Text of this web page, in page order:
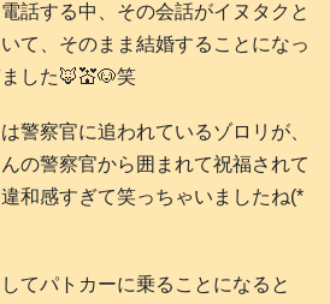
話する中、その会話がイヌタクと
て、そのまま結婚することになっ
した🦊💒🐶笑
警察官に追われているゾロリが、
の警察官から囲まれて祝福されて
和感すぎて笑っちゃいましたね(*
てパトカーに乗ることになると